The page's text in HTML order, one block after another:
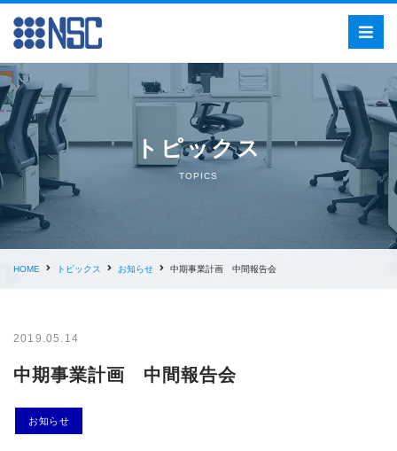
トピックス
TOPICS
HOME トピックス お知らせ 中期事業計画 中間報告会
2019.05.14
中期事業計画 中間報告会
お知らせ